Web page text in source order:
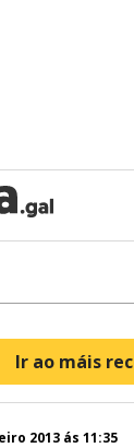
Ir ao máis
2013 ás 11:35